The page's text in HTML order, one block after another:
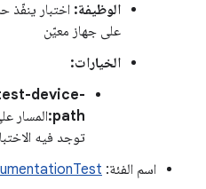
الوظيفة: اختبار ينفّذ
على جهاز معيّن
الخيارات:
device-
path: المسار
توجد فيه
اسم الفئة: